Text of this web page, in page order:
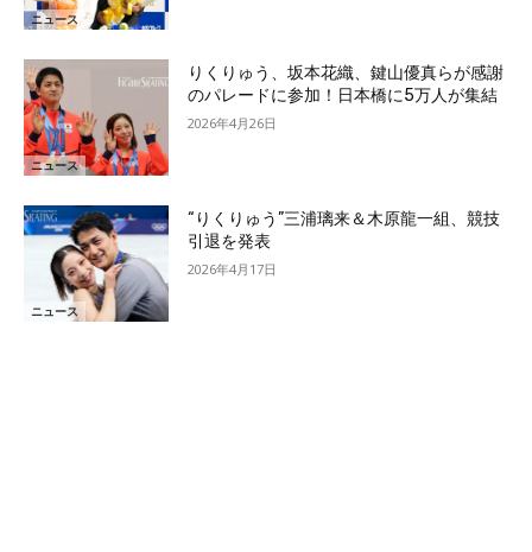
ニュース
ニュース
りくりゅう、坂本花織、鍵山優真らが感謝
のパレードに参加！日本橋に5万人が集結
2026年4月26日
ニュース
“りくりゅう”三浦璃来＆木原龍一組、競技
引退を発表
2026年4月17日